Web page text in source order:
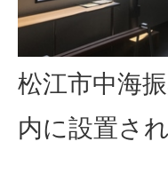
松江市中海
内に設置さ